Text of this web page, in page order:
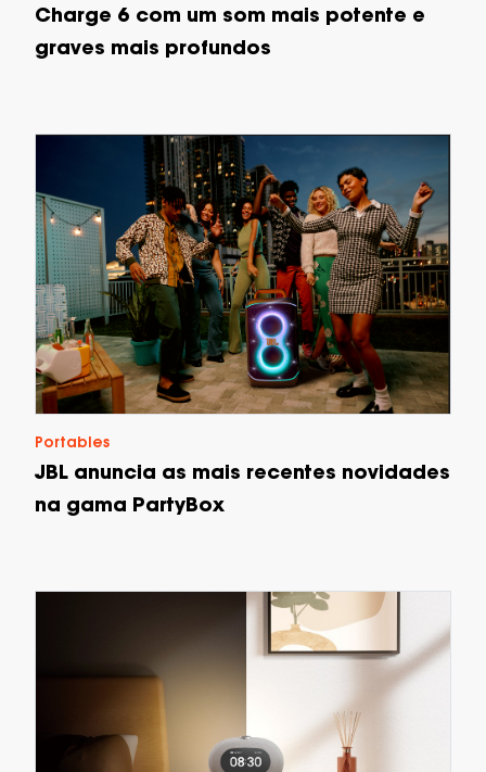
Charge 6 com um som mais potente e
graves mais profundos
Portables
JBL anuncia as mais recentes novidades
na gama PartyBox